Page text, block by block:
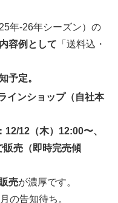
年-26年シーズン）の
容例として 「送料込・
予定。
インショップ（自社本
12/12（木）12:00〜、
販売（即時完売傾
売が濃厚です。
の告知待ち。